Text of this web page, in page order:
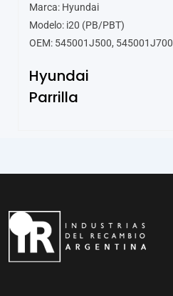
Marca: Hyundai
Modelo: i20 (PB/PBT)
OEM: 545001J500, 545001J700
Hyundai
Parrilla